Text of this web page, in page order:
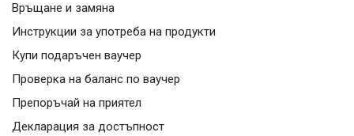
Връщане и замяна
Инструкции за употреба на продукти
Купи подаръчен ваучер
Проверка на баланс по ваучер
Препоръчай на приятел
Декларация за достъпност